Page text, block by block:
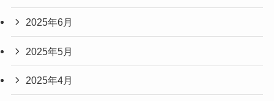
2025年6月
2025年5月
2025年4月